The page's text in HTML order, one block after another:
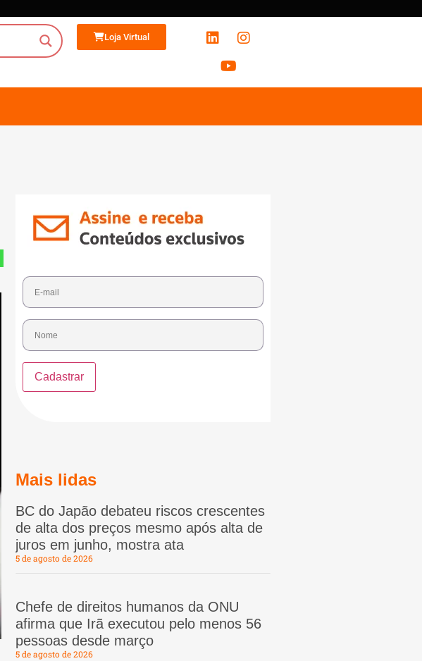
Loja Virtual
Mais lidas
BC do Japão debateu riscos crescentes
de alta dos preços mesmo após alta de
juros em junho, mostra ata
5 de agosto de 2026
Chefe de direitos humanos da ONU
afirma que Irã executou pelo menos 56
pessoas desde março
5 de agosto de 2026